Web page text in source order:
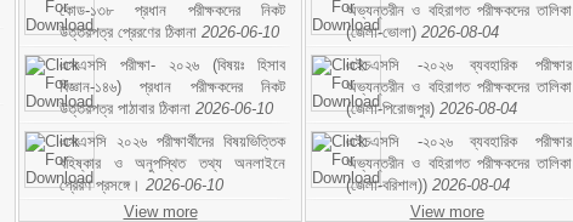
কোড-১৩৮ প্রধান পরীক্ষকদের নিকট
উত্তরপত্র প্রেরণের ঠিকানা 2026-06-10
এসএসসি পরীক্ষা- ২০২৬ (বিষয়ঃ হিসাব
বিজ্ঞান-১৪৬) প্রধান পরীক্ষকদের নিকট
উত্তরপত্র পাঠাবার ঠিকানা 2026-06-10
এসএসসি ২০২৬ পরীক্ষার্থীদের বিষয়ভিত্তিক
বহিষ্কার ও অনুপস্থিত তথ্য অনলাইনে
প্রেরণ প্রসঙ্গে। 2026-06-10
View more
অভ্যন্তরীন ও বহিরাগত পরীক্ষকদের তালিকা
(জেলা-ভোলা) 2026-08-04
এইচএসসি -২০২৬ ব্যবহারিক পরীক্ষার
অভ্যন্তরীন ও বহিরাগত পরীক্ষকদের তালিকা
(জেলা-পিরোজপুর) 2026-08-04
এইচএসসি -২০২৬ ব্যবহারিক পরীক্ষার
অভ্যন্তরীন ও বহিরাগত পরীক্ষকদের তালিকা
(জেলা-বরিশাল)) 2026-08-04
View more